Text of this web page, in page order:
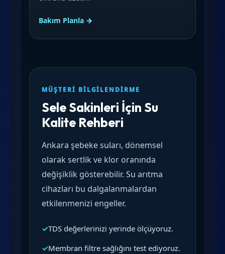
Bakım Planla →
MÜŞTERI BILGILENDIRME
Sele Sakinleri İçin Su
Kalite Rehberi
Ankara şebeke suları, dönemsel
olarak sertlik ve klor oranında
değişiklik gösterebilir. Su arıtma
cihazları bu dalgalanmalardan
etkilenmenizi engeller.
✓TDS değerlerinizi yerinde ölçüyoruz.
✓Membran filtre sağlığını test ediyoruz.